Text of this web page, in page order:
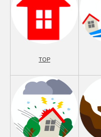
TOP